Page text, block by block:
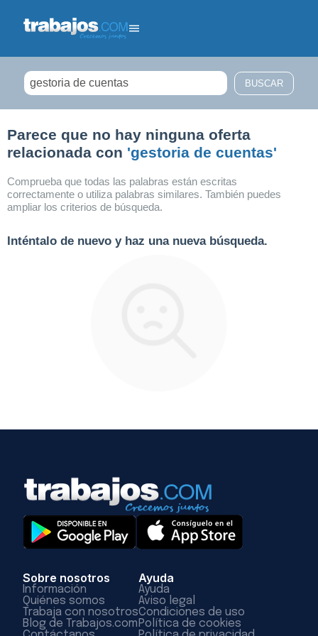
Parece que no hay ninguna oferta
relacionada con 'gestoria de cuentas'
Comprueba que todas las palabras están escritas
correctamente o utiliza palabras similares. También puedes
ampliar los criterios de búsqueda.
Inténtalo de nuevo y haz una nueva búsqueda.
Sobre nosotros
Información
Quiénes somos
Trabaja con nosotros
Blog de Trabajos.com
Ayuda
Ayuda
Aviso legal
Condiciones de uso
Política de cookies